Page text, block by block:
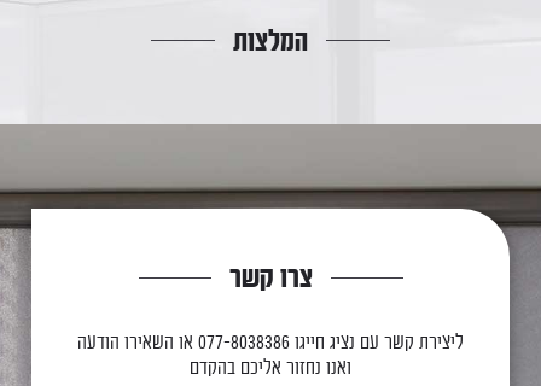
המלצות
צרו קשר
ליצירת קשר עם נציג חייגו 077-8038386 או השאירו הודעה
ואנו נחזור אליכם בהקדם